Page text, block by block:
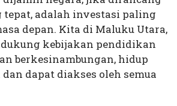
adalah investasi paling
depan. Kita di Maluku Utara,
kebijakan pendidikan
berkesinambungan, hidup
dapat diakses oleh semua